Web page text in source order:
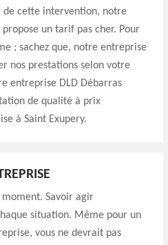
de cette intervention, notre
un tarif pas cher. Pour
; sachez que, notre entreprise
nos prestations selon votre
entreprise DLD Débarras
de qualité à prix
à Saint Exupery.
Savoir agir
situation. Même pour un
vous ne devrait pas